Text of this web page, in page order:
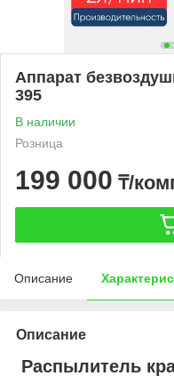
Аппарат
395
В наличии
Розница
199 000 ₸/
Описание
Описание
Распылитель